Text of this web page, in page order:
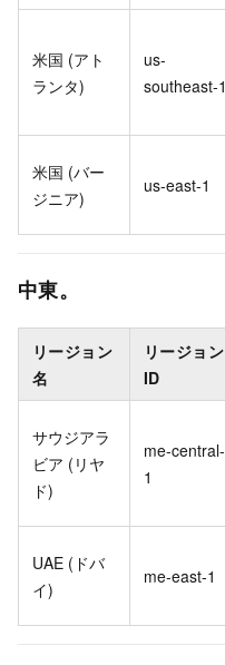
米国 (アト
ランタ)
us-
southeast-1
米国 (バー
ジニア)
us-east-1
中東。
リージョン
名
リージョン
ID
サウジアラ
ビア (リヤ
ド)
me-central-
1
UAE (ドバ
イ)
me-east-1